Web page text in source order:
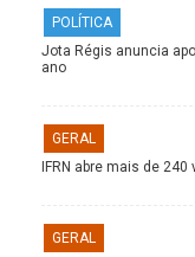
POLÍTICA
Jota Régis anuncia
ano
GERAL
IFRN abre mais de
GERAL